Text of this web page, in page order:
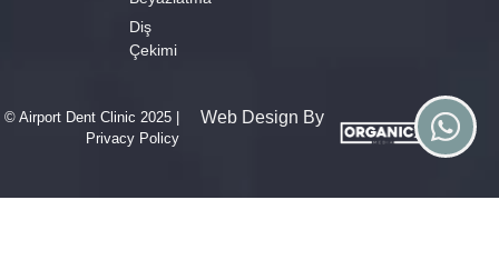
Diş
Çekimi
© Airport Dent Clinic 2025 |
Privacy Policy
Web Design By